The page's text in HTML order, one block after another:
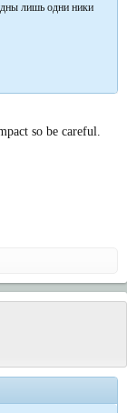
лишь одни ники
so be careful.